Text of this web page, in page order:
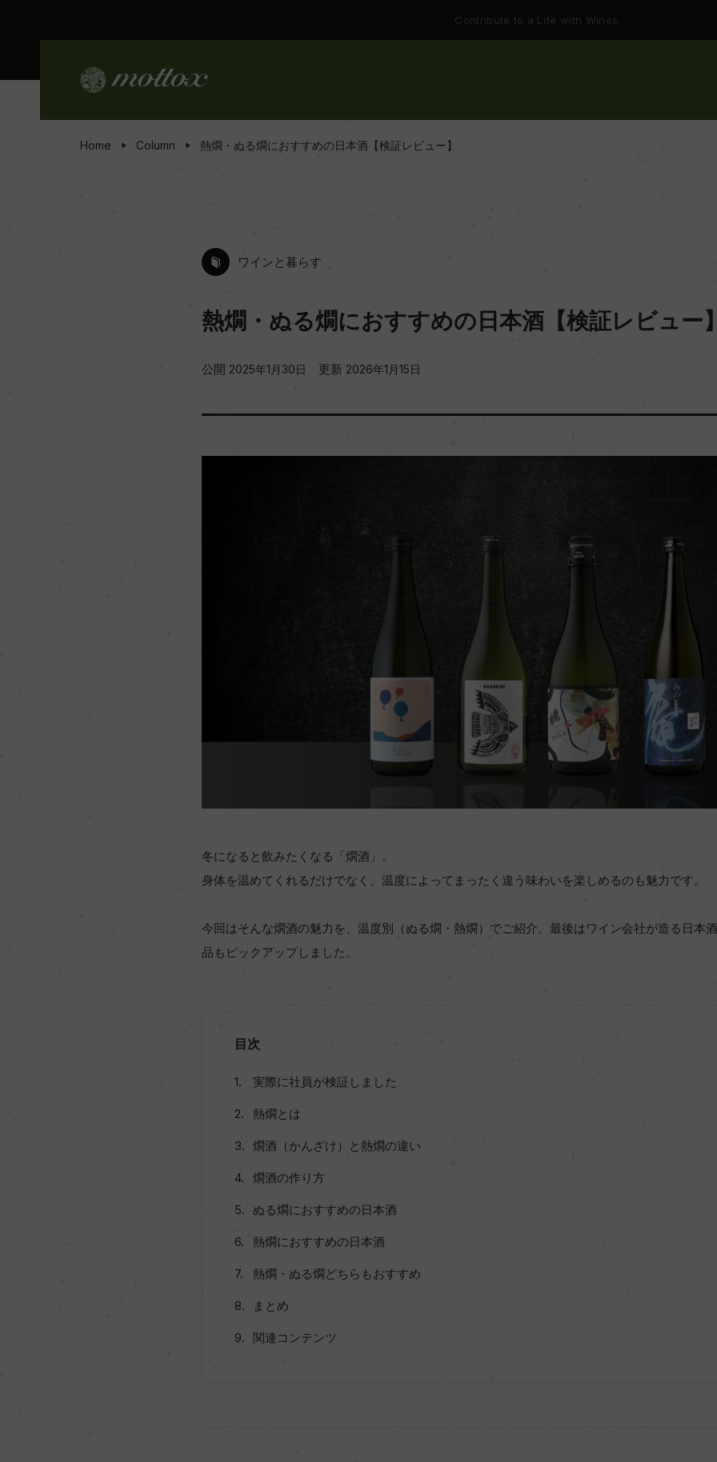
Contribute to a Life with Wines.
Home Column 熱燗・ぬる燗におすすめの日本酒【検証レビュー】
ワインと暮らす
熱燗・ぬる燗におすすめの日本酒【検証レビュー
公開 2025年1月30日 更新 2026年1月15日
冬になると飲みたくなる「燗酒」。
身体を温めてくれるだけでなく、温度によってまったく違う味わいを楽しめるのも魅力です。
今回はそんな燗酒の魅力を、温度別（ぬる燗・熱燗）でご紹介。最後はワイン会社が造る日本
品もピックアップしました。
目次
実際に社員が検証しました
熱燗とは
燗酒（かんざけ）と熱燗の違い
燗酒の作り方
ぬる燗におすすめの日本酒
熱燗におすすめの日本酒
熱燗・ぬる燗どちらもおすすめ
まとめ
関連コンテンツ